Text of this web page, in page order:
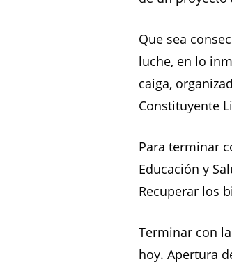
Que sea
luche, en lo
caiga,
Constituyente
Para terminar
Educación y
Recuperar los
Terminar con
hoy. Apertura